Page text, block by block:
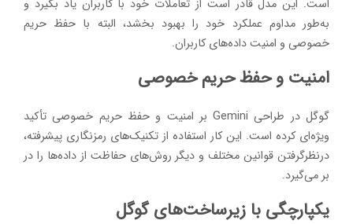
است. این مدل قادر است از تعاملات خود با کاربران یاد بگیرد و
به‌طور مداوم عملکرد خود را بهبود بخشد، البته با حفظ حریم
خصوصی و امنیت داده‌های کاربران.
امنیت و حفظ حریم خصوصی
گوگل در طراحی Gemini بر امنیت و حفظ حریم خصوصی تأکید
ویژه‌ای کرده است. این کار استفاده از تکنیک‌های رمزنگاری پیشرفته،
درنظرگرفتن قوانین مختلف و دیگر روش‌های حفاظت از داده‌ها را در
بر می‌گیرد.
یکپارچگی با زیرساخت‌های گوگل